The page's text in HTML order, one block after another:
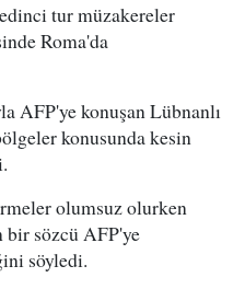
tur müzakereler
Roma'da
AFP'ye konuşan Lübnanlı
konusunda kesin
olumsuz olurken
bir sözcü AFP'ye
söyledi.